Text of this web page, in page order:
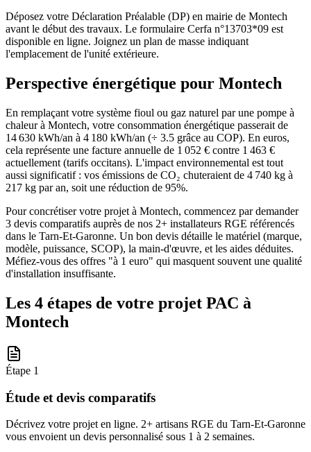
Déposez votre Déclaration Préalable (DP) en mairie de Montech
avant le début des travaux. Le formulaire Cerfa n°13703*09 est
disponible en ligne. Joignez un plan de masse indiquant
l'emplacement de l'unité extérieure.
Perspective énergétique pour Montech
En remplaçant votre système fioul ou gaz naturel par une pompe à
chaleur à Montech, votre consommation énergétique passerait de
14 630 kWh/an à 4 180 kWh/an (÷ 3.5 grâce au COP). En euros,
cela représente une facture annuelle de 1 052 € contre 1 463 €
actuellement (tarifs occitans). L'impact environnemental est tout
aussi significatif : vos émissions de CO₂ chuteraient de 4 740 kg à
217 kg par an, soit une réduction de 95%.
Pour concrétiser votre projet à Montech, commencez par demander
3 devis comparatifs auprès de nos 2+ installateurs RGE référencés
dans le Tarn-Et-Garonne. Un bon devis détaille le matériel (marque,
modèle, puissance, SCOP), la main-d'œuvre, et les aides déduites.
Méfiez-vous des offres "à 1 euro" qui masquent souvent une qualité
d'installation insuffisante.
Les 4 étapes de votre projet PAC à
Montech
Étape 1
Étude et devis comparatifs
Décrivez votre projet en ligne. 2+ artisans RGE du Tarn-Et-Garonne
vous envoient un devis personnalisé sous 1 à 2 semaines.